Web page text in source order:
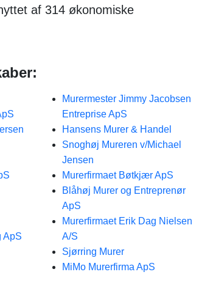
af 314 økonomiske
ApS
Murermester Jimmy Jacobsen
Entreprise ApS
Hansens Murer & Handel
Snoghøj Mureren v/Michael
Jensen
Murerfirmaet Bøtkjær ApS
Blåhøj Murer og Entreprenør
ApS
Murerfirmaet Erik Dag Nielsen
A/S
Sjørring Murer
MiMo Murerfirma ApS